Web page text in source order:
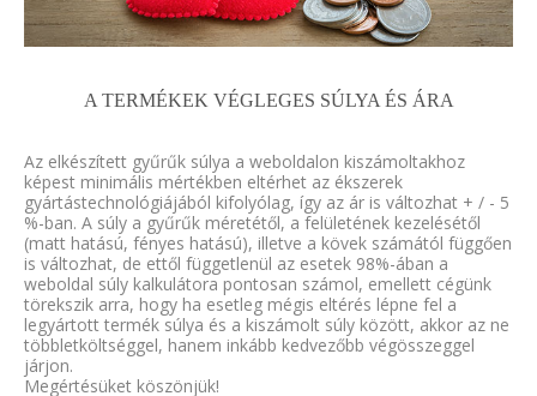
A TERMÉKEK VÉGLEGES SÚLYA ÉS ÁRA
Az elkészített gyűrűk súlya a weboldalon kiszámoltakhoz
képest minimális mértékben eltérhet az ékszerek
gyártástechnológiájából kifolyólag, így az ár is változhat + / - 5
%-ban. A súly a gyűrűk méretétől, a felületének kezelésétől
(matt hatású, fényes hatású), illetve a kövek számától függően
is változhat, de ettől függetlenül az esetek 98%-ában a
weboldal súly kalkulátora pontosan számol, emellett cégünk
törekszik arra, hogy ha esetleg mégis eltérés lépne fel a
legyártott termék súlya és a kiszámolt súly között, akkor az ne
többletköltséggel, hanem inkább kedvezőbb végösszeggel
járjon.
Megértésüket köszönjük!